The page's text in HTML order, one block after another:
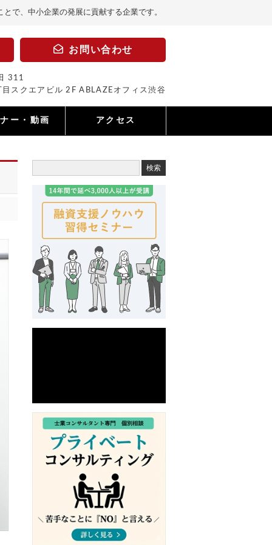
で、中小企業の発展に貢献する企業です。
お問い合わせ
311
スクエアビル 2F ABLAZEオフィス渋谷
ー・動画 アクセス